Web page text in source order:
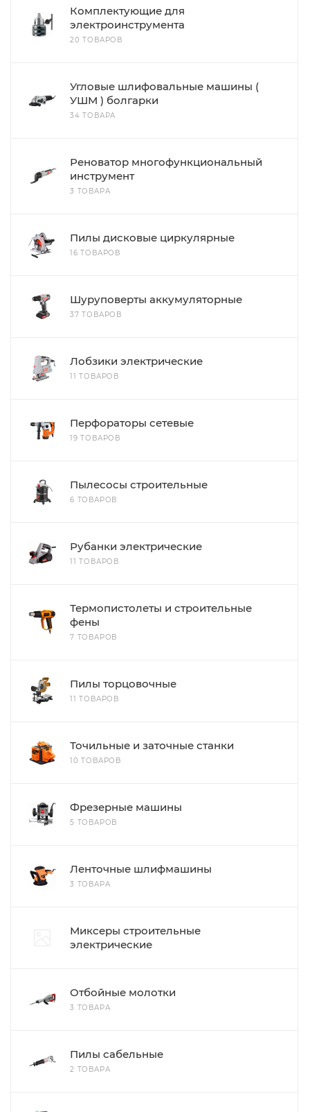
Комплектующие для
электроинструмента
20 ТОВАРОВ
Угловые шлифовальные машины (
УШМ ) болгарки
34 ТОВАРА
Реноватор многофункциональный
инструмент
3 ТОВАРА
Пилы дисковые циркулярные
16 ТОВАРОВ
Шуруповерты аккумуляторные
37 ТОВАРОВ
Лобзики электрические
11 ТОВАРОВ
Перфораторы сетевые
19 ТОВАРОВ
Пылесосы строительные
6 ТОВАРОВ
Рубанки электрические
11 ТОВАРОВ
Термопистолеты и строительные
фены
7 ТОВАРОВ
Пилы торцовочные
11 ТОВАРОВ
Точильные и заточные станки
10 ТОВАРОВ
Фрезерные машины
5 ТОВАРОВ
Ленточные шлифмашины
3 ТОВАРА
Миксеры строительные
электрические
Отбойные молотки
3 ТОВАРА
Пилы сабельные
2 ТОВАРА